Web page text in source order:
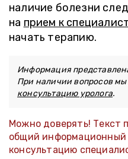
наличие болезни
на прием к
начать терапию.
Информация
При наличии вопросов
консультацию уролога.
Можно доверять! Текст
общий информационный
консультацию